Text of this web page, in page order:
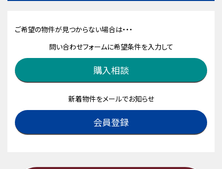
ご希望の物件が見つからない場合は・・・
問い合わせフォームに希望条件を入力して
購入相談
新着物件をメールでお知らせ
会員登録